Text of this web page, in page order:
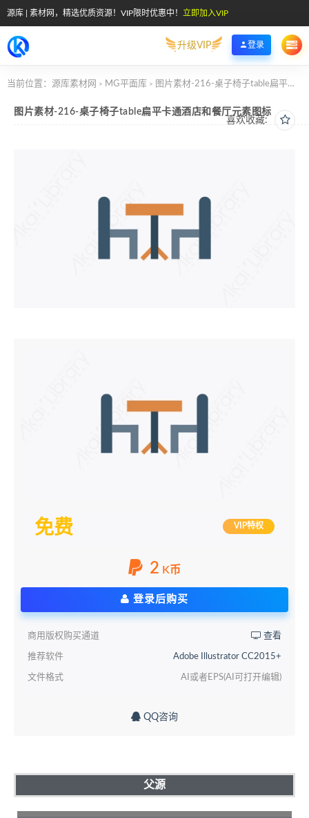
源库 | 素材网，精选优质资源！VIP限时优惠中！ 立即加入VIP
升级VIP 登录
当前位置： 源库素材网 > MG平面库 > 图片素材-216-桌子椅子table扁平卡通酒店和餐厅元素图标
喜欢收藏:
图片素材-216-桌子椅子table扁平卡通酒店和餐厅元素图标
免费 VIP特权
2 K币
登录后购买
商用版权购买通道 查看
推荐软件 Adobe Illustrator CC2015+
文件格式 AI或者EPS(AI可打开编辑)
QQ咨询
父源